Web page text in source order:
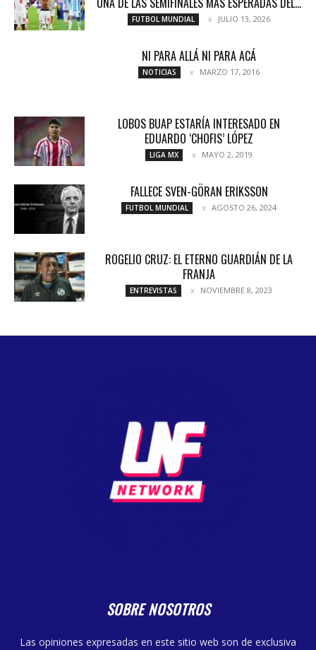
FUTBOL MUNDIAL JULIO 13, 2026
NI PARA ALLÁ NI PARA ACÁ
NOTICIAS MARZO 17, 2016
LOBOS BUAP ESTARÍA INTERESADO EN
EDUARDO ‘CHOFIS’ LÓPEZ
LIGA MX MAYO 2, 2019
FALLECE SVEN-GÖRAN ERIKSSON
FUTBOL MUNDIAL AGOSTO 26, 2024
ROGELIO CRUZ: EL ETERNO GUARDIÁN DE LA
FRANJA
ENTREVISTAS NOVIEMBRE 8, 2023
SOBRE NOSOTROS
Las opiniones expresadas en este sitio web son de exclusiva